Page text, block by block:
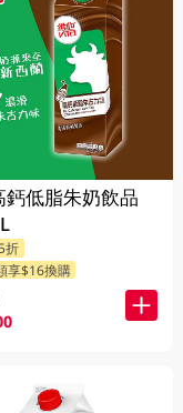
鈣低脂朱奶飲品
折
享$16換購